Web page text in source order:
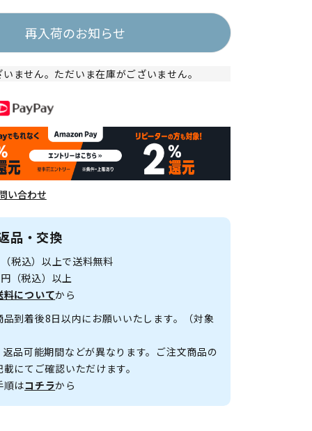
再入荷のお知らせ
ません。ただいま在庫がございません。
い合わせ
品・交換
税込）以上で送料無料
（税込）以上
料についてから
品到着後8日以内にお願いいたします。（対象
品可能期間などが異なります。ご注文商品の
にてご確認いただけます。
順はコチラから